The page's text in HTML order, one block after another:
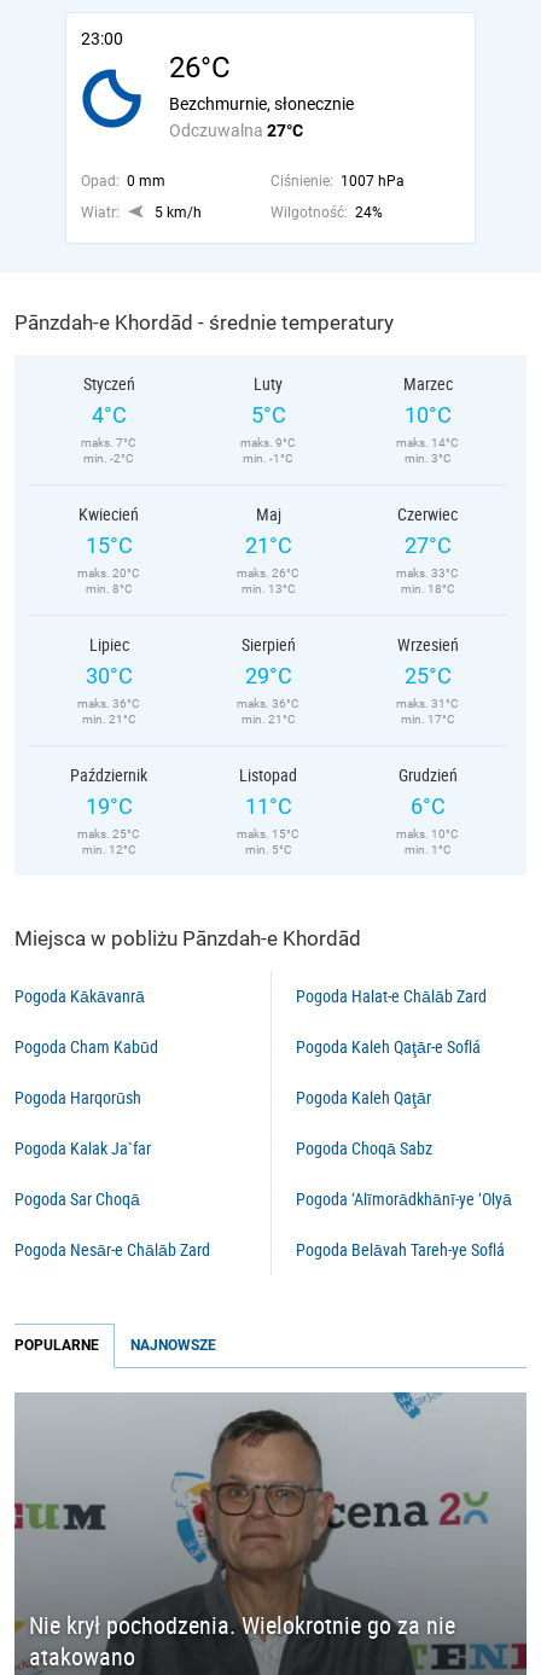
23:00
26°C
Odczuwalna 27°C
Bezchmurnie, słonecznie
Opad: 0 mm Ciśnienie: 1007 hPa
Wiatr:
5 km/h Wilgotność: 24%
Pānzdah-e Khordād - średnie temperatury
Styczeń
4°C
maks. 7°C
min. -2°C
Luty
5°C
maks. 9°C
min. -1°C
Marzec
10°C
maks. 14°C
min. 3°C
Kwiecień
15°C
maks. 20°C
min. 8°C
Maj
21°C
maks. 26°C
min. 13°C
Czerwiec
27°C
maks. 33°C
min. 18°C
Lipiec
30°C
maks. 36°C
min. 21°C
Sierpień
29°C
maks. 36°C
min. 21°C
Wrzesień
25°C
maks. 31°C
min. 17°C
Październik
19°C
maks. 25°C
min. 12°C
Listopad
11°C
maks. 15°C
min. 5°C
Grudzień
6°C
maks. 10°C
min. 1°C
Miejsca w pobliżu Pānzdah-e Khordād
Pogoda Kākāvanrā
Pogoda Cham Kabūd
Pogoda Harqorūsh
Pogoda Kalak Ja`far
Pogoda Sar Choqā
Pogoda Nesār-e Chālāb Zard
Pogoda Halat-e Chālāb Zard
Pogoda Kaleh Qaţār-e Soflá
Pogoda Kaleh Qaţār
Pogoda Choqā Sabz
Pogoda ‘Alīmorādkhānī-ye ‘Olyā
Pogoda Belāvah Tareh-ye Soflá
POPULARNE NAJNOWSZE
Nie krył pochodzenia. Wielokrotnie go za nie
atakowano